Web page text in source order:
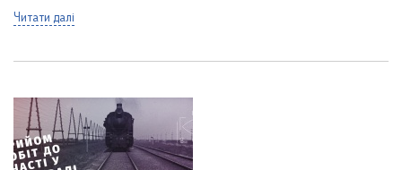
Читати далі